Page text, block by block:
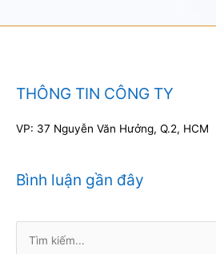
THÔNG TIN CÔNG TY
VP: 37 Nguyễn Văn Hưởng, Q.2, HCM
Bình luận gần đây
kiếm: